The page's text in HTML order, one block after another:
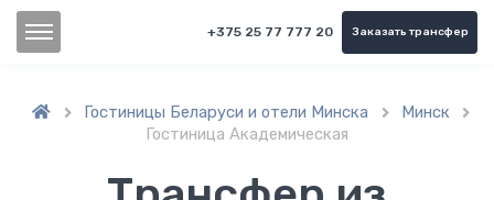
+375 25 77 777 20 Заказать трансфер
 Гостиницы Беларуси и отели Минска  Минск 
Гостиница Академическая